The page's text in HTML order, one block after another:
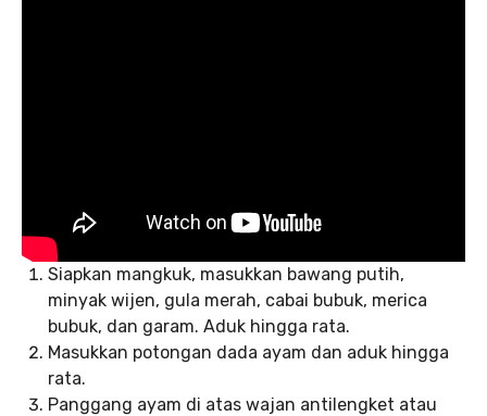
Siapkan mangkuk, masukkan bawang putih,
minyak wijen, gula merah, cabai bubuk, merica
bubuk, dan garam. Aduk hingga rata.
Masukkan potongan dada ayam dan aduk hingga
rata.
Panggang ayam di atas wajan antilengket atau